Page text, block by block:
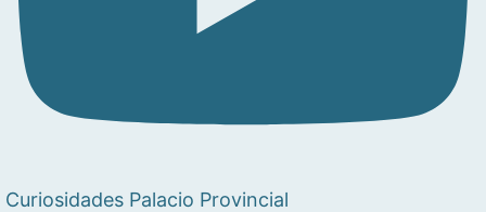
Curiosidades Palacio Provincial